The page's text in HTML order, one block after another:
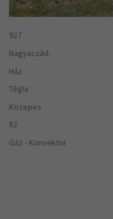
927
Nagyacsád
Ház
Tégla
Közepes
82
Gáz - Konvektor